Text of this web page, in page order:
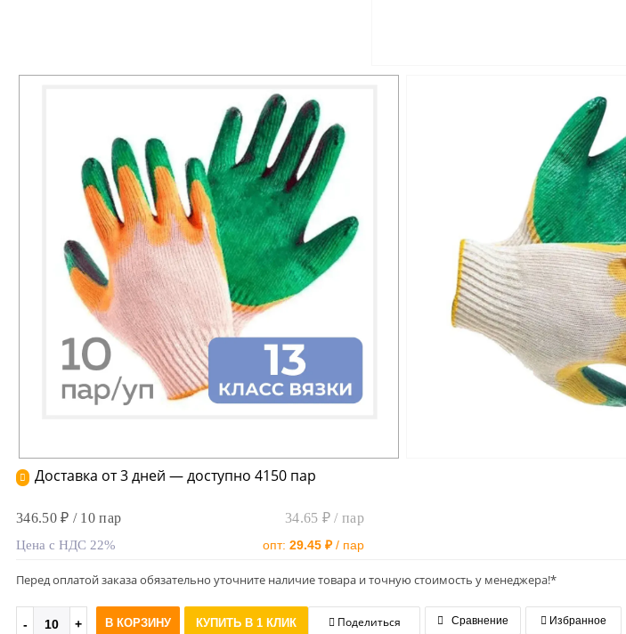
Доставка от 3 дней — доступно 4150 пар
346.50 ₽ / 10 пар 34.65 ₽ / пар
Цена с НДС 22% опт: 29.45 ₽/ пар
Перед оплатой заказа обязательно уточните наличие товара и точную стоимость у менеджера!*
В КОРЗИНУ КУПИТЬ В 1 КЛИК Поделиться Сравнение Избранное